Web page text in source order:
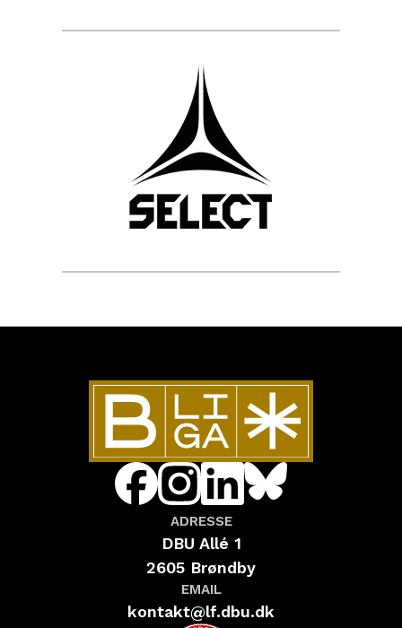
ADRESSE
DBU Allé 1
2605 Brøndby
EMAIL
kontakt@lf.dbu.dk